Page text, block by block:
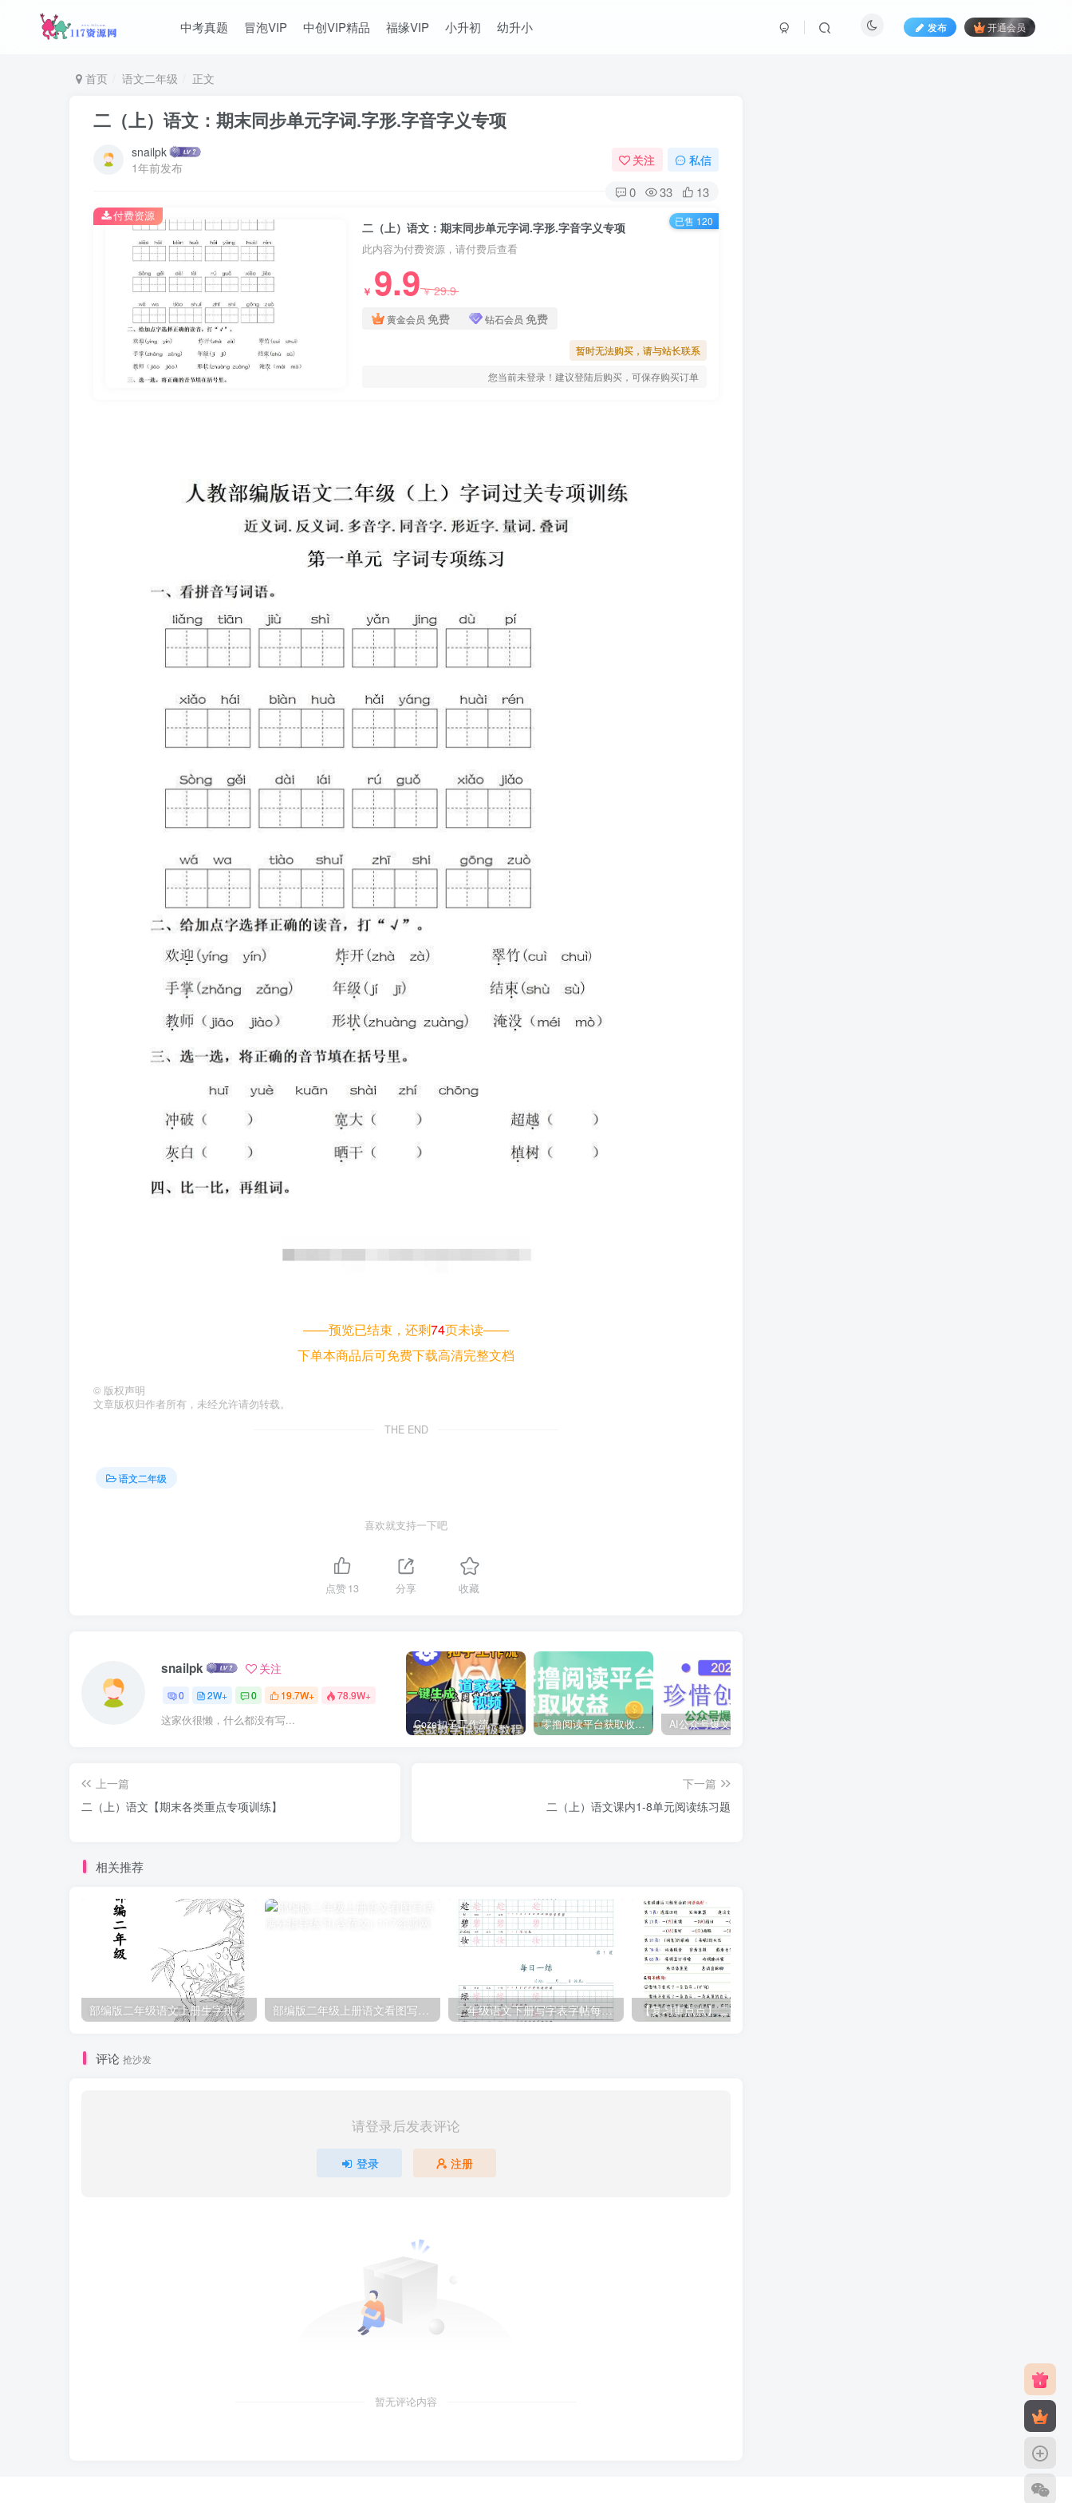
中考真题 冒泡VIP 中创VIP精品 福缘VIP 小升初 幼升小 发布 开通会员
首页 语文二年级 正文
二（上）语文：期末同步单元字词.字形.字音字义专项
snailpk
1年前发布
关注 私信
0 33 13
二（上）语文：期末同步单元字词.字形.字音字义专项
此内容为付费资源，请付费后查看
￥ 9.9￥29.9
黄金会员 免费 钻石会员 免费
暂时无法购买，请与站长联系
您当前未登录！建议登陆后购买，可保存购买订单
付费资源 已售 120
——预览已结束，还剩74页未读——
下单本商品后可免费下载高清完整文档
© 版权声明
文章版权归作者所有，未经允许请勿转载。
THE END
语文二年级
喜欢就支持一下吧
点赞13 分享 收藏
snailpk 关注
0 2W+ 0 19.7W+ 78.9W+
这家伙很懒，什么都没有写... Coze扣子工作流一键生成道家玄学短视频，实战保姆级教程 零撸阅读平台获取收益，最新无门槛平台，一部手机即可操作，单日收益50-3张【揭秘】
上一篇
二（上）语文【期末各类重点专项训练】
下一篇
二（上）语文课内1-8单元阅读练习题
相关推荐
部编版二年级语文上册生字拼音组词 二年级语文下册写字表字帖每日一练（楷体） 【复习重点点】二上语文
评论 抢沙发
请登录后发表评论
登录 注册
暂无评论内容